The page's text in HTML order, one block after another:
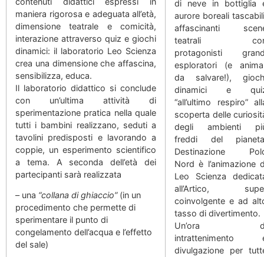
maniera rigorosa e adeguata all’età,
dimensione teatrale e comicità,
interazione attraverso quiz e giochi
dinamici: il laboratorio Leo Scienza
crea una dimensione che affascina,
sensibilizza, educa.
Il laboratorio didattico si conclude
con un’ultima attività di
sperimentazione pratica nella quale
tutti i bambini realizzano, seduti a
tavolini predisposti e lavorando a
coppie, un esperimento scientifico
a tema. A seconda dell’età dei
partecipanti sarà realizzata
– una “collana di ghiaccio”(in un
procedimento che permette di
sperimentare il punto di
congelamento dell’acqua e l’effetto
del sale)
di neve in bottiglia
aurore boreali
affascinanti
teatrali
protagonisti
esploratori (e
da salvare!),
dinamici e
“all’ultimo respiro”
scoperta delle
degli ambienti
freddi del
Destinazione
Nord è l’animazione
Leo Scienza
all’Artico,
coinvolgente e ad
tasso di divertimento.
Un’ora
intrattenimento
divulgazione per